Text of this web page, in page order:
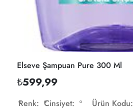
Elseve Şampuan Pure 300 Ml
₺599,99
Renk: Cinsiyet:
Ürün Kodu: